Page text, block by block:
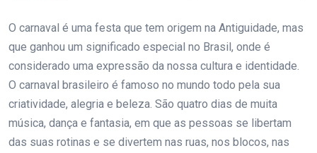
O carnaval é uma festa que tem origem na Antiguidade, mas
que ganhou um significado especial no Brasil, onde é
considerado uma expressão da nossa cultura e identidade.
O carnaval brasileiro é famoso no mundo todo pela sua
criatividade, alegria e beleza. São quatro dias de muita
música, dança e fantasia, em que as pessoas se libertam
das suas rotinas e se divertem nas ruas, nos blocos, nas